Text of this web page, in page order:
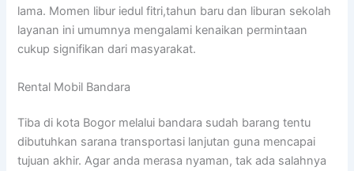
lama. Momen libur iedul fitri,tahun baru dan liburan sekolah
layanan ini umumnya mengalami kenaikan permintaan
cukup signifikan dari masyarakat.
Rental Mobil Bandara
Tiba di kota Bogor melalui bandara sudah barang tentu
dibutuhkan sarana transportasi lanjutan guna mencapai
tujuan akhir. Agar anda merasa nyaman, tak ada salahnya